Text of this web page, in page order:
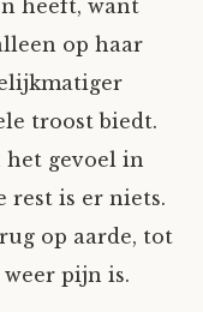
heeft, want
op haar
troost biedt.
het gevoel in
rest is er niets.
op aarde, tot
pijn is.